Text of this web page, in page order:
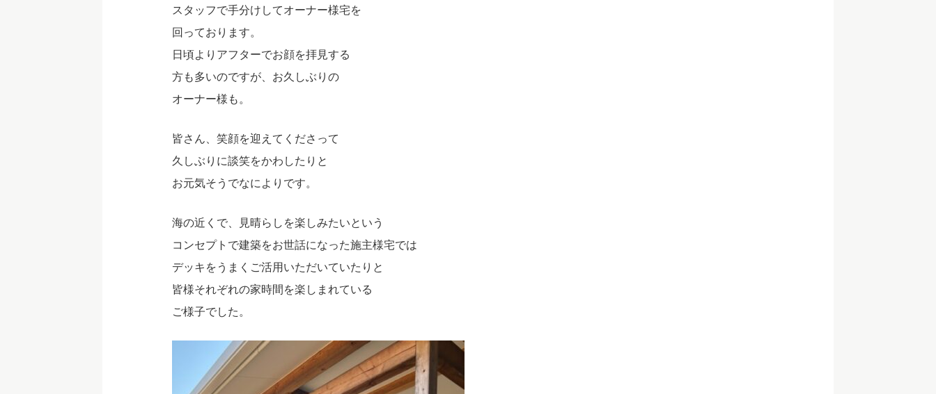
スタッフで手分けしてオーナー様宅を
回っております。
日頃よりアフターでお顔を拝見する
方も多いのですが、お久しぶりの
オーナー様も。
皆さん、笑顔を迎えてくださって
久しぶりに談笑をかわしたりと
お元気そうでなによりです。
海の近くで、見晴らしを楽しみたいという
コンセプトで建築をお世話になった施主様宅では
デッキをうまくご活用いただいていたりと
皆様それぞれの家時間を楽しまれている
ご様子でした。